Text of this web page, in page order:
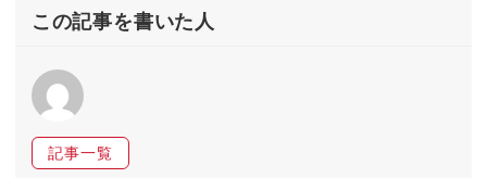
この記事を書いた人
記事一覧